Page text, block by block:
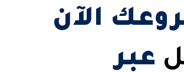
الآن
عبر